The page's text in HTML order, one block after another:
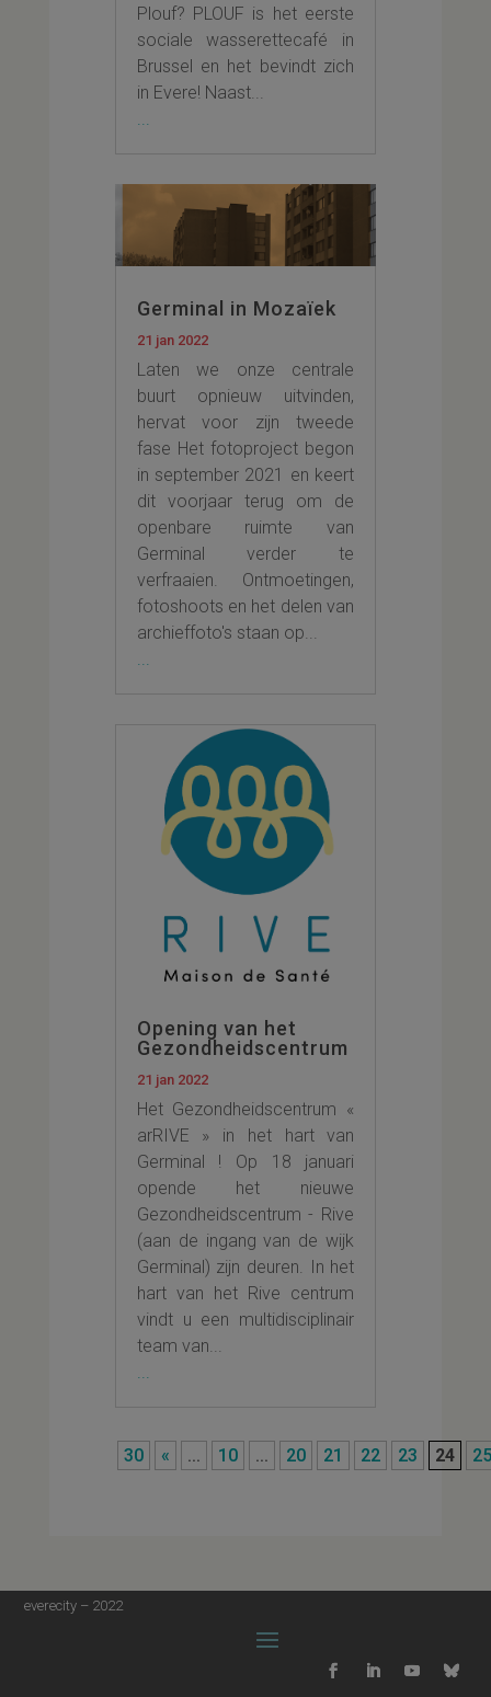
Plouf? PLOUF is het eerste
sociale wasserettecafé in
Brussel en het bevindt zich
in Evere! Naast...
...
Germinal in Mozaïek
21 jan 2022
Laten we onze centrale
buurt opnieuw uitvinden,
hervat voor zijn tweede
fase Het fotoproject begon
in september 2021 en keert
dit voorjaar terug om de
openbare ruimte van
Germinal verder te
verfraaien. Ontmoetingen,
fotoshoots en het delen van
archieffoto's staan op...
Opening van het
Gezondheidscentrum
21 jan 2022
Het Gezondheidscentrum «
arRIVE » in het hart van
Germinal ! Op 18 januari
opende het nieuwe
Gezondheidscentrum - Rive
(aan de ingang van de wijk
Germinal) zijn deuren. In het
hart van het Rive centrum
vindt u een multidisciplinair
team van...
30 « ... 10 ... 20 21 22 23 24 25
everecity – 2022